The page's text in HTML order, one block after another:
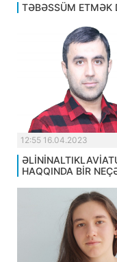
TƏBƏSSÜM ETMƏK
12:55 16.04.2023
HAQQINDA BİR